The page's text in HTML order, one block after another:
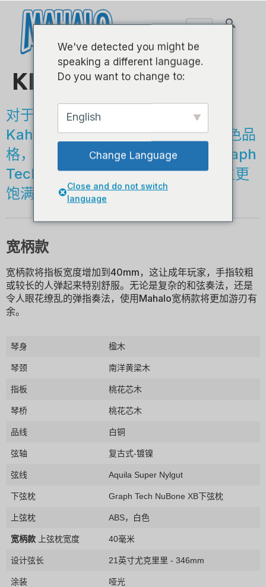
KP系列 - 21英寸
对于寻求增强功能的玩家，Mahalo
Kahiko Plus系列尤克里里琴配备镍色品
格，Aquila Super Nylgut琴弦和Graph
Tech NuBone XB琴桥琴座，以产生更
饱满，响亮且平衡的声音。
宽柄款
宽柄款将指板宽度增加到40mm，这让成年玩家，手指较粗
或较长的人弹起来特别舒服。无论是复杂的和弦奏法，还是
令人眼花缭乱的弹指奏法，使用Mahalo宽柄款将更加游刃有
余。
琴身 楹木
琴颈 南洋黄梁木
指板 桃花芯木
琴桥 桃花芯木
品线 白铜
弦轴 复古式-镀镍
弦线 Aquila Super Nylgut
下弦枕 Graph Tech NuBone XB下弦枕
上弦枕 ABS，白色
宽柄款 上弦枕宽度 40毫米
设计弦长 21英寸尤克里里 - 346mm
涂装 哑光
We've detected you might be
speaking a different language.
Do you want to change to:
English
Change Language
Close and do not switch
language